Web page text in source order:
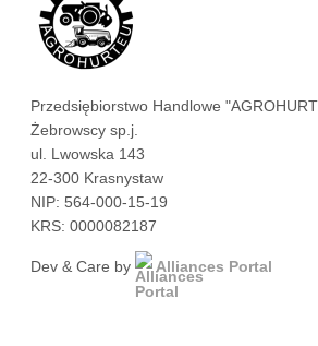
Przedsiębiorstwo Handlowe
Żebrowscy sp.j.
ul. Lwowska 143
22-300 Krasnystaw
NIP: 564-000-15-19
KRS: 0000082187
Dev & Care by Alliances Portal